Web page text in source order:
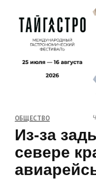
ОБЩЕСТВО
Из-за
севере